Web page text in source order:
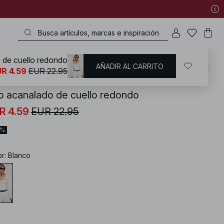
/ Basicos de armario Tops básicos
acanalado de cuello redondo
4.59 EUR 22.95
: Blanco
cuello redondo
4.59 EUR 22.95 AÑADIR AL CARRITO